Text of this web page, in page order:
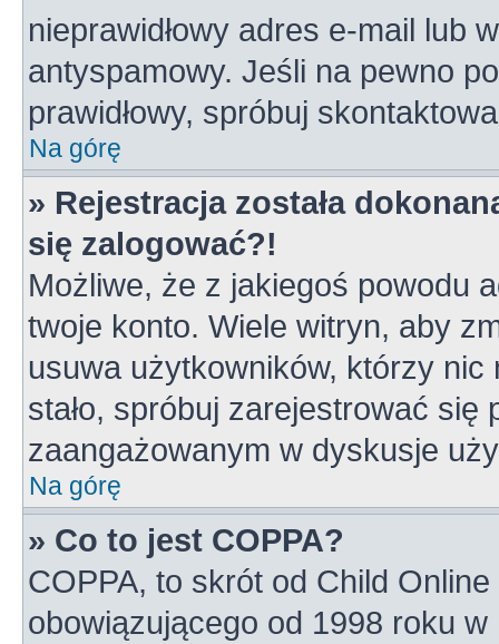
nieprawidłowy adres e-mail lub
antyspamowy. Jeśli na pewno
prawidłowy, spróbuj
Na górę
» Rejestracja została
się zalogować?!
Możliwe, że z jakiegoś powodu
twoje konto. Wiele witryn, aby
usuwa użytkowników, którzy
stało, spróbuj zarejestrować
zaangażowanym w dyskusje
Na górę
» Co to jest COPPA?
COPPA, to skrót od Child
obowiązującego od 1998 roku w